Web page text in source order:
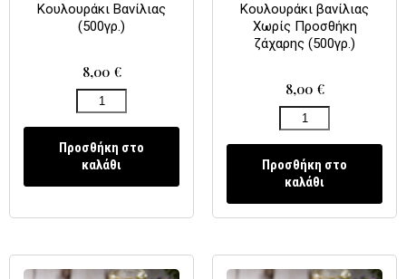
Κουλουράκι Βανίλιας
(500γρ.)
8,00 €
Προσθήκη στο
καλάθι
Κουλουράκι βανίλιας
Χωρίς Προσθήκη
ζάχαρης (500γρ.)
8,00 €
Προσθήκη στο
καλάθι